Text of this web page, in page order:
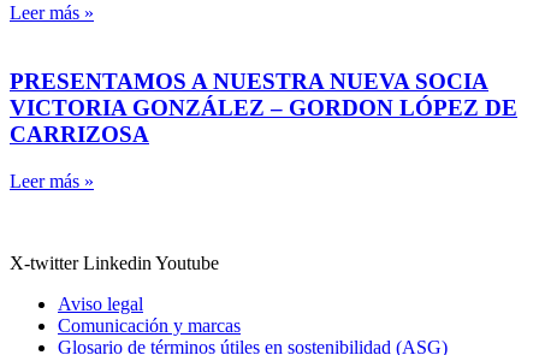
Leer más »
PRESENTAMOS A NUESTRA NUEVA SOCIA
VICTORIA GONZÁLEZ – GORDON LÓPEZ DE
CARRIZOSA
Leer más »
X-twitter Linkedin Youtube
Aviso legal
Comunicación y marcas
Glosario de términos útiles en sostenibilidad (ASG)